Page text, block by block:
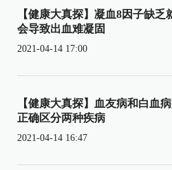
【健康大真探】凝血8因子缺
会导致出血难凝固
2021-04-14 17:00
【健康大真探】血友病和白血
正确区分两种疾病
2021-04-14 16:47